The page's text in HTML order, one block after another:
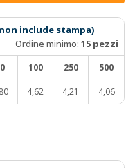
include stampa)
Ordine minimo: 15 pezzi
100 250 500
4,62 4,21 4,06